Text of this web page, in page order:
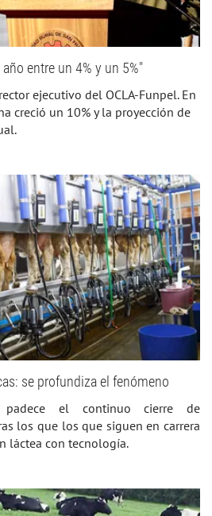
entre un 4% y un 5%"
ejecutivo del OCLA-Funpel. En
creció un 10% y la proyección de
se profundiza el fenómeno
el continuo cierre de
los que los que siguen en carrera
láctea con tecnología.